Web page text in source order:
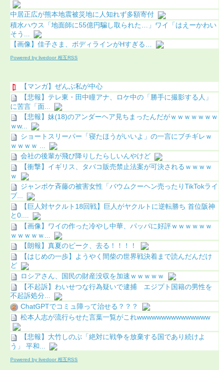
中居正広が熊本地震被災地に人知れず多額寄付
積水ハウス「地面師に55億円騙し取られた…」ワイ「はえーかわい
そう...
【画像】佳子さま、ボディラインがHすぎる…
Powered by livedoor 相互RSS
【マンガ】ぜんぶ私が中心
【悲報】テレ東・田中瞳アナ、ロケ中の「勝手に撮影する人」
に苦言「面...
【悲報】妹(18)のアンダーヘア見ちまったんだがｗｗｗｗｗｗｗ
ｗw...
ショートスリーパー「寝たほうがいいよ」の一言にブチギレｗ
ｗｗｗｗ ...
会社の後輩が飛び降りしたらしいんやけど
【衝撃】イギリス、タバコ販売禁止法案が可決されるｗｗｗｗ
ｗ
ジャンポケ斉藤の被害女性「バウムクーヘン売ったりTikTokライ
ブ...
【巨人対ヤクルト18回戦】巨人がヤクルトに逆転勝ち 首位阪神
と0....
【画像】ワイの作った冷やし中華、パッパに好評ｗｗｗｗｗｗ
ｗｗｗｗｗ...
【朗報】真夏のピーク、去る！！！！
【はじめの一歩】ようやく間柴の世界戦決着まで読んだんだけ
ど
ロシアさん、国民の財産没収を加速ｗｗｗｗｗ
【不起訴】わいせつな行為疑いで逮捕 エジプト国籍の男性を
不起訴処分...
ChatGPTでコミュ障って治せる？？？
松本人志が流行らせた言葉一覧がこれwwwwwwwwwwwwwww
【悲報】大竹しのぶ「絶対に戦争を放棄する国であり続けよ
う」 平和...
Powered by livedoor 相互RSS